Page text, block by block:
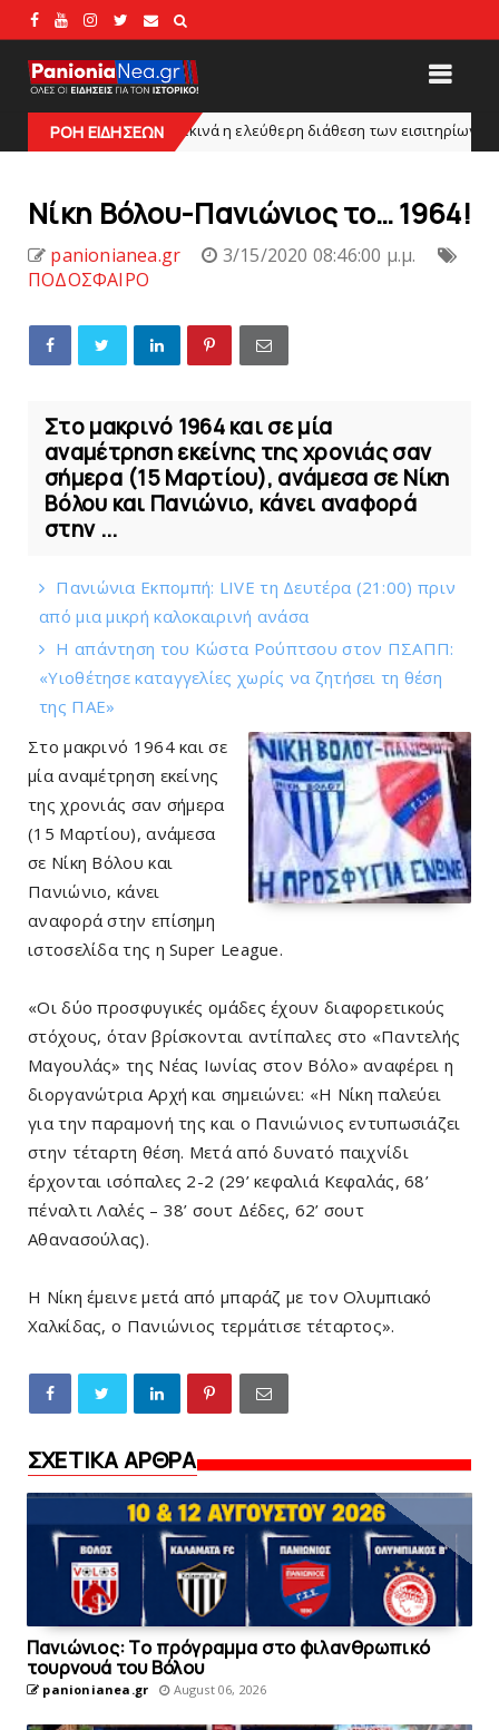
ΡΟΗ ΕΙΔΗΣΕΩΝ
Ξεκινά η ελεύθερη διάθεση των εισιτηρίων διαρκείας του
Νίκη Βόλου-Πανιώνιος το… 1964!
panionianea.gr
3/15/2020 08:46:00 μ.μ.
ΠΟΔΟΣΦΑΙΡΟ
Στο μακρινό 1964 και σε μία
αναμέτρηση εκείνης της χρονιάς σαν
σήμερα (15 Μαρτίου), ανάμεσα σε Νίκη
Βόλου και Πανιώνιο, κάνει αναφορά
στην ...
Πανιώνια Εκπομπή: LIVE τη Δευτέρα (21:00) πριν
από μια μικρή καλοκαιρινή ανάσα
Η απάντηση του Κώστα Ρούπτσου στον ΠΣΑΠΠ:
«Υιοθέτησε καταγγελίες χωρίς να ζητήσει τη θέση
της ΠAΕ»
Στο μακρινό 1964 και σε
μία αναμέτρηση εκείνης
της χρονιάς σαν σήμερα
(15 Μαρτίου), ανάμεσα
σε Νίκη Βόλου και
Πανιώνιο, κάνει
αναφορά στην επίσημη
ιστοσελίδα της η Super League.
«Οι δύο προσφυγικές ομάδες έχουν διαφορετικούς
στόχους, όταν βρίσκονται αντίπαλες στο «Παντελής
Μαγουλάς» της Νέας Ιωνίας στον Βόλο» αναφέρει η
διοργανώτρια Αρχή και σημειώνει: «Η Νίκη παλεύει
για την παραμονή της και ο Πανιώνιος εντυπωσιάζει
στην τέταρτη θέση. Μετά από δυνατό παιχνίδι
έρχονται ισόπαλες 2-2 (29’ κεφαλιά Κεφαλάς, 68’
πέναλτι Λαλές – 38’ σουτ Δέδες, 62’ σουτ
Αθανασούλας).
Η Νίκη έμεινε μετά από μπαράζ με τον Ολυμπιακό
Χαλκίδας, ο Πανιώνιος τερμάτισε τέταρτος».
ΣΧΕΤΙΚΑ ΑΡΘΡΑ
Πανιώνιoς: Tο πρόγραμμα στο φιλανθρωπικό
τουρνουά του Bόλου
panionianea.gr August 06, 2026